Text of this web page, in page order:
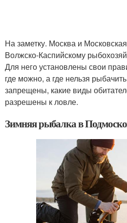
На заметку. Москва и
Волжско-Каспийскому
Для него установлены свои
где можно, а где нельзя
запрещены, какие виды
разрешены к ловле.
Зимняя рыбалка в